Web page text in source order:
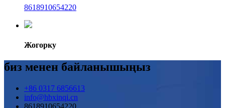
8618910654220
Жогорку
биз менен байланышыңыз
+86 0317 6856613
info@hbxinqi.cn